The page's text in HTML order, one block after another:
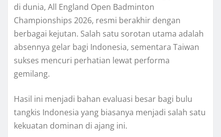
di dunia, All England Open Badminton
Championships 2026, resmi berakhir dengan
berbagai kejutan. Salah satu sorotan utama adalah
absennya gelar bagi Indonesia, sementara Taiwan
sukses mencuri perhatian lewat performa
gemilang.
Hasil ini menjadi bahan evaluasi besar bagi bulu
tangkis Indonesia yang biasanya menjadi salah satu
kekuatan dominan di ajang ini.